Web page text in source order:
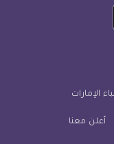
الإمارات
أعلن معنا